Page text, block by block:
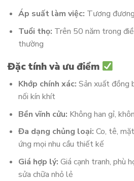
Áp suất làm việc: Tương
Tuổi thọ: Trên 50 năm trong
thường
Đặc tính và ưu điểm
Khớp chính xác: Sản xuất đồng
nối kín khít
Bền vĩnh cửu: Không han gỉ,
Đa dạng chủng loại: Co, tê,
ứng mọi nhu cầu thiết kế
Giá hợp lý: Giá cạnh tranh, phù
sửa chữa nhỏ lẻ